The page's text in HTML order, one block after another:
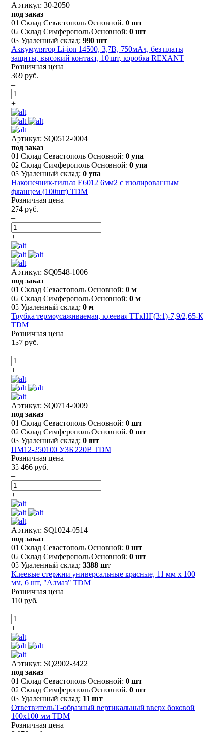
Артикул: 30-2050
под заказ
01 Склад Севастополь Основной: 0 шт
02 Склад Симферополь Основной: 0 шт
03 Удаленный склад: 990 шт
Аккумулятор Li-ion 14500, 3,7В, 750мАч, без платы
защиты, высокий контакт, 10 шт, коробка REXANT
Розничная цена
369 руб.
–
+
Артикул: SQ0512-0004
под заказ
01 Склад Севастополь Основной: 0 упа
02 Склад Симферополь Основной: 0 упа
03 Удаленный склад: 0 упа
Наконечник-гильза Е6012 6мм2 с изолированным
фланцем (100шт) TDM
Розничная цена
274 руб.
–
+
Артикул: SQ0548-1006
под заказ
01 Склад Севастополь Основной: 0 м
02 Склад Симферополь Основной: 0 м
03 Удаленный склад: 0 м
Трубка термоусаживаемая, клеевая ТТкНГ(3:1)-7,9/2,65-К
TDM
Розничная цена
137 руб.
–
+
Артикул: SQ0714-0009
под заказ
01 Склад Севастополь Основной: 0 шт
02 Склад Симферополь Основной: 0 шт
03 Удаленный склад: 0 шт
ПМ12-250100 У3Б 220В TDM
Розничная цена
33 466 руб.
–
+
Артикул: SQ1024-0514
под заказ
01 Склад Севастополь Основной: 0 шт
02 Склад Симферополь Основной: 0 шт
03 Удаленный склад: 3388 шт
Клеевые стержни универсальные красные, 11 мм x 100
мм, 6 шт, "Алмаз" TDM
Розничная цена
110 руб.
–
+
Артикул: SQ2902-3422
под заказ
01 Склад Севастополь Основной: 0 шт
02 Склад Симферополь Основной: 0 шт
03 Удаленный склад: 11 шт
Ответвитель Т-образный вертикальный вверх боковой
100х100 мм TDM
Розничная цена